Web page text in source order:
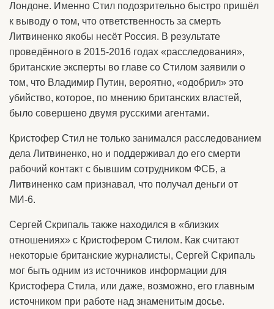
Лондоне. Именно Стил подозрительно быстро пришёл
к выводу о том, что ответственность за смерть
Литвиненко якобы несёт Россия. В результате
проведённого в 2015-2016 годах «расследования»,
британские эксперты во главе со Стилом заявили о
том, что Владимир Путин, вероятно, «одобрил» это
убийство, которое, по мнению британских властей,
было совершено двумя русскими агентами.
Кристофер Стил не только занимался расследованием
дела Литвиненко, но и поддерживал до его смерти
рабочий контакт с бывшим сотрудником ФСБ, а
Литвиненко сам признавал, что получал деньги от
МИ-6.
Сергей Скрипаль также находился в «близких
отношениях» с Кристофером Стилом. Как считают
некоторые британские журналисты, Сергей Скрипаль
мог быть одним из источников информации для
Кристофера Стила, или даже, возможно, его главным
источником при работе над знаменитым досье.